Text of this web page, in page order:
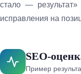
стало —
исправления на
SEO-
Пример